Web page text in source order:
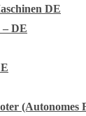
DE
– DE
(Autonomes